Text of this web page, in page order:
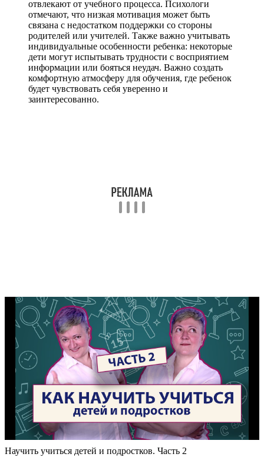
отвлекают от учебного процесса. Психологи
отмечают, что низкая мотивация может быть
связана с недостатком поддержки со стороны
родителей или учителей. Также важно учитывать
индивидуальные особенности ребенка: некоторые
дети могут испытывать трудности с восприятием
информации или бояться неудач. Важно создать
комфортную атмосферу для обучения, где ребенок
будет чувствовать себя уверенно и
заинтересованно.
Научить учиться детей и подростков. Часть 2